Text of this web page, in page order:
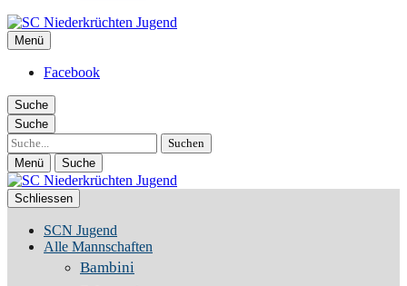
SC Niederkrüchten Jugend
Menü
Facebook
Suche
Suche
Suche
Menü Suche
Schliessen
SCN Jugend
Alle Mannschaften
Bambini